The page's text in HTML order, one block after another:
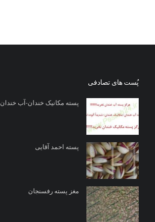
پُست های تصادفی
پسته مکانیک خندان-آب خندان
پسته احمد آقایی
مغز پسته رفسنجان